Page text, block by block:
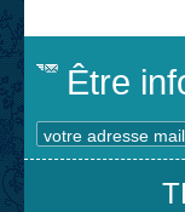
Être